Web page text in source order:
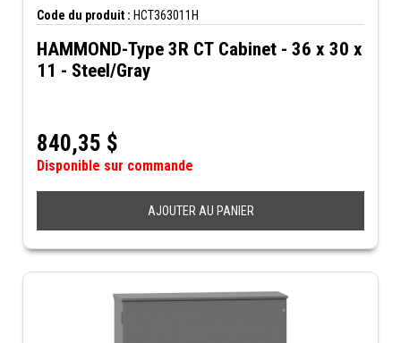
Code du produit : HCT363011H
HAMMOND-Type 3R CT Cabinet - 36 x 30 x
11 - Steel/Gray
840,35 $
Disponible sur commande
AJOUTER AU PANIER